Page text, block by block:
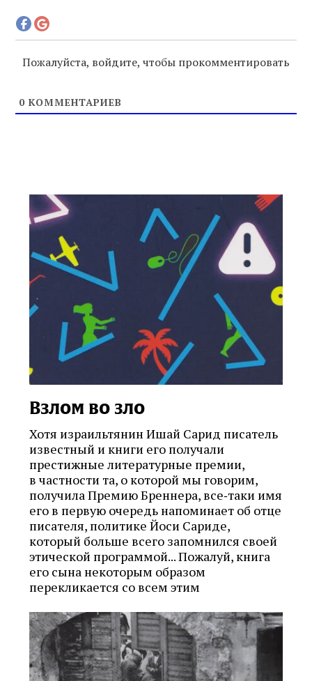
Пожалуйста, войдите, чтобы прокомментировать
0 КОММЕНТАРИЕВ
Взлом во зло
Хотя израильтянин Ишай Сарид писатель
известный и книги его получали
престижные литературные премии,
в частности та, о которой мы говорим,
получила Премию Бреннера, все‑таки имя
его в первую очередь напоминает об отце
писателя, политике Йоси Сариде,
который больше всего запомнился своей
этической программой... Пожалуй, книга
его сына некоторым образом
перекликается со всем этим